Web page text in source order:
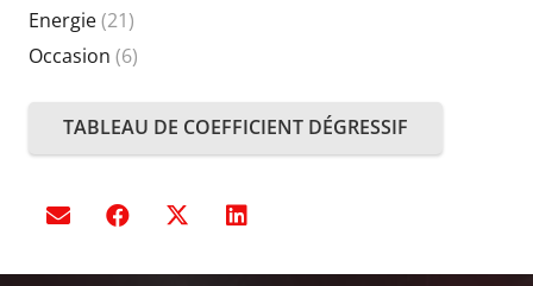
Energie(21)
Occasion (6)
TABLEAU DE COEFFICIENT DÉGRESSIF